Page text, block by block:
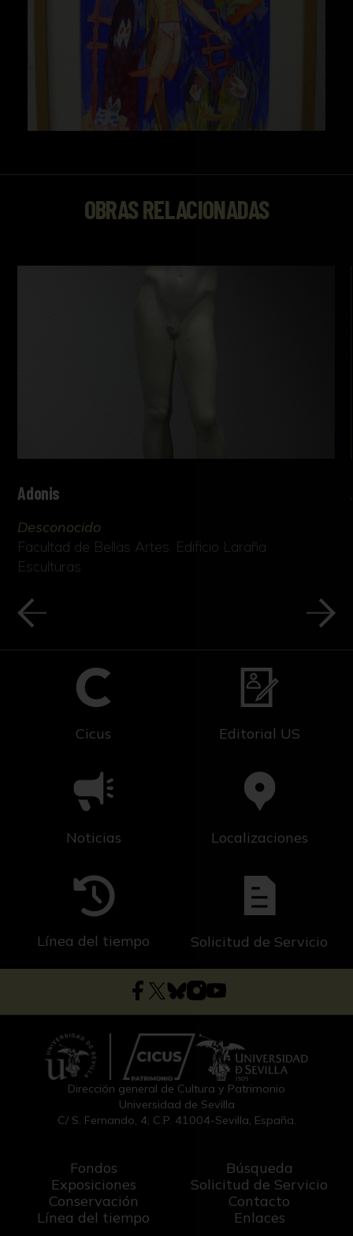
OBRAS RELACIONADAS
Adonis
Desconocido
Facultad de Bellas Artes. Edificio Laraña
Esculturas
Cicus Editorial US
Noticias Localizaciones
Línea del tiempo Solicitud de Servicio
Dirección general de Cultura y Patrimonio
Universidad de Sevilla
C/ S. Fernando, 4, C.P. 41004-Sevilla, España.
Fondos
Exposiciones
Conservación
Línea del tiempo
Búsqueda
Solicitud de Servicio
Contacto
Enlaces